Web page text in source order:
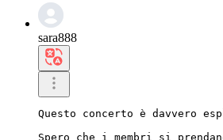
sara888
Questo concerto è davvero
Spero che i membri si